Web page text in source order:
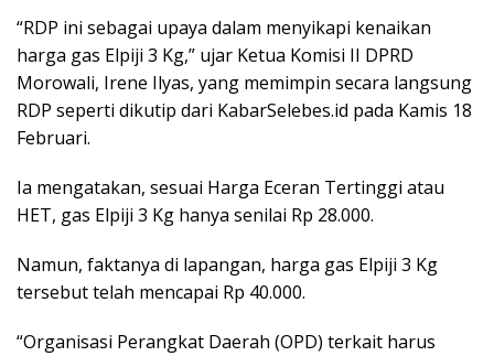
“RDP ini sebagai upaya dalam menyikapi kenaikan
harga gas Elpiji 3 Kg,” ujar Ketua Komisi II DPRD
Morowali, Irene Ilyas, yang memimpin secara langsung
RDP seperti dikutip dari KabarSelebes.id pada Kamis 18
Februari.
Ia mengatakan, sesuai Harga Eceran Tertinggi atau
HET, gas Elpiji 3 Kg hanya senilai Rp 28.000.
Namun, faktanya di lapangan, harga gas Elpiji 3 Kg
tersebut telah mencapai Rp 40.000.
“Organisasi Perangkat Daerah (OPD) terkait harus